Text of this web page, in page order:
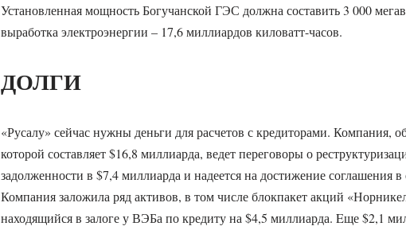
Установленная мощность Богучанской ГЭС должна составить 3 000
выработка электроэнергии – 17,6 миллиардов киловатт-часов.
ДОЛГИ
«Русалу» сейчас нужны деньги для расчетов с кредиторами. Компания,
которой составляет $16,8 миллиарда, ведет переговоры о
задолженности в $7,4 миллиарда и надеется на достижение соглашения в
Компания заложила ряд активов, в том числе блокпакет акций
находящийся в залоге у ВЭБа по кредиту на $4,5 миллиарда. Eще $2,1